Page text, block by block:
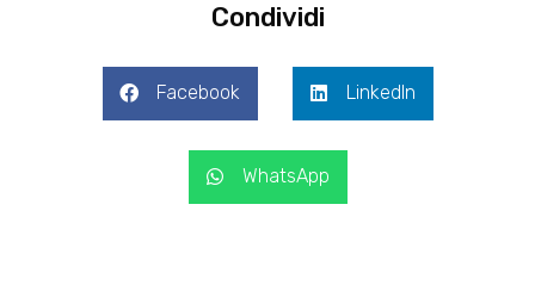
Condividi
Facebook LinkedIn
WhatsApp